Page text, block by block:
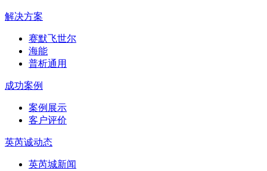
解决方案
赛默飞世尔
海能
普析通用
成功案例
案例展示
客户评价
英芮诚动态
英芮城新闻